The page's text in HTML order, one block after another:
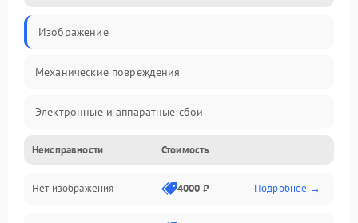
Изображение
Механические повреждения
Электронные и аппаратные сбои
Неисправности сенсора и оптики
Программные ошибки
Неисправности Стоимость
Нет изображения 4000 ₽ Подробнее →